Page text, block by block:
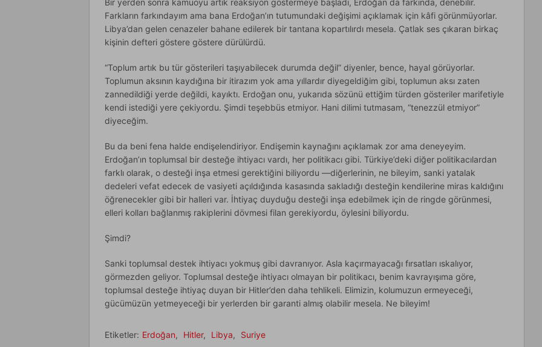
Bir yerden sonra kamuoyu artık reaksiyon göstermeye başladı, Erdoğan da farkında, denebilir.
Farkların farkındayım ama bana Erdoğan’ın tutumundaki değişimi açıklamak için kâfi görünmüyorlar.
Libya’dan gelen cenazeler bahane edilerek bir tantana kopartılırdı mesela. Çatlak ses çıkaran birkaç
kişinin defteri göstere göstere dürülürdü.
“Toplum artık bu tür gösterileri taşıyabilecek durumda değil” diyenler, bence, hayal görüyorlar.
Toplumun aksının kaydığına bir itirazım yok ama yıllardır diyegeldiğim gibi, toplumun aksı zaten
zannedildiği yerde değildi, kayıktı. Erdoğan onu, yukarıda sözünü ettiğim türden gösteriler marifetiyle
kendi istediği yere çekiyordu. Şimdi teşebbüs etmiyor. Hani dilimi tutmasam, “tenezzül etmiyor”
diyeceğim.
Bu da beni fena halde endişelendiriyor. Endişemin kaynağını açıklamak zor ama deneyeyim.
Erdoğan’ın toplumsal bir desteğe ihtiyacı vardı, her politikacı gibi. Türkiye’deki diğer politikacılardan
farklı olarak, o desteği inşa etmesi gerektiğini biliyordu —diğerlerinin, ne bileyim, sanki yatalak
dedeleri vefat edecek de vasiyeti açıldığında kasasında sakladığı desteğin kendilerine miras kaldığını
öğrenecekler gibi bir halleri var. İhtiyaç duyduğu desteği inşa edebilmek için de ringde görünmesi,
elleri kolları bağlanmış rakiplerini dövmesi filan gerekiyordu, öylesini biliyordu.
Şimdi?
Sanki toplumsal destek ihtiyacı yokmuş gibi davranıyor. Asla kaçırmayacağı fırsatları ıskalıyor,
görmezden geliyor. Toplumsal desteğe ihtiyacı olmayan bir politikacı, benim kavrayışıma göre,
toplumsal desteğe ihtiyaç duyan bir Hitler’den daha tehlikeli. Elimizin, kolumuzun ermeyeceği,
gücümüzün yetmeyeceği bir yerlerden bir garanti almış olabilir mesela. Ne bileyim!
Etiketler: Erdoğan, Hitler, Libya, Suriye